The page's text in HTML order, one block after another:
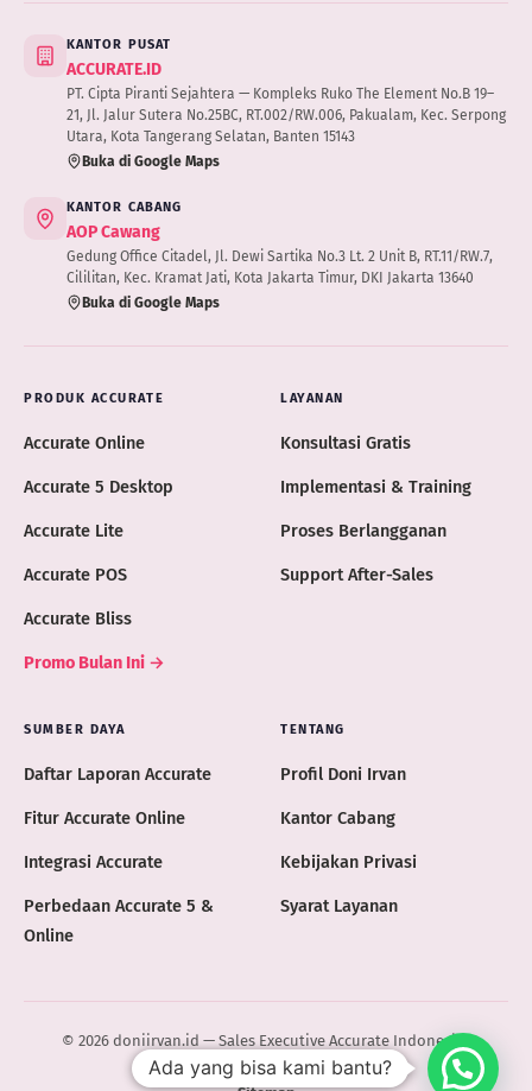
KANTOR PUSAT
ACCURATE.ID
PT. Cipta Piranti Sejahtera — Kompleks Ruko The Element No.B 19–
21, Jl. Jalur Sutera No.25BC, RT.002/RW.006, Pakualam, Kec. Serpong
Utara, Kota Tangerang Selatan, Banten 15143
Buka di Google Maps
KANTOR CABANG
AOP Cawang
Gedung Office Citadel, Jl. Dewi Sartika No.3 Lt. 2 Unit B, RT.11/RW.7,
Cililitan, Kec. Kramat Jati, Kota Jakarta Timur, DKI Jakarta 13640
Buka di Google Maps
PRODUK ACCURATE
Accurate Online
Accurate 5 Desktop
Accurate Lite
Accurate POS
Accurate Bliss
Promo Bulan Ini →
LAYANAN
Konsultasi Gratis
Implementasi & Training
Proses Berlangganan
Support After-Sales
SUMBER DAYA
Daftar Laporan Accurate
Fitur Accurate Online
Integrasi Accurate
Perbedaan Accurate 5 &
Online
TENTANG
Profil Doni Irvan
Kantor Cabang
Kebijakan Privasi
Syarat Layanan
© 2026 doniirvan.id — Sales Executive Accurate Indonesia ·
ACCURATE.ID
Ada yang bisa kami bantu?